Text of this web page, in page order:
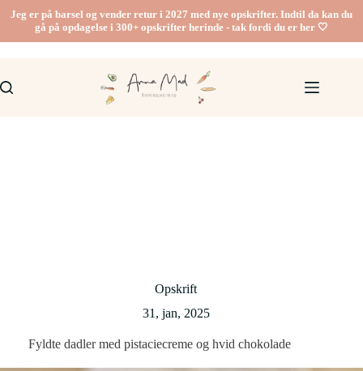
indhold
Jeg er på barsel og vender retur i 2027 med nye opskrifter. Indtil da kan du
gå på opdagelse i 300+ opskrifter herinde - tak fordi du er her 🤍
Opskrift
31, jan, 2025
Fyldte dadler med pistaciecreme og hvid chokolade